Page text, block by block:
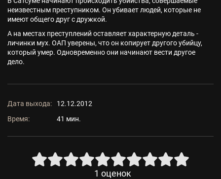
неизвестным преступником. Он убивает людей, которые не
имеют общего друг с дружкой.
А на местах преступлений оставляет характерную деталь -
личинки мух. ОАП уверены, что он копирует другого убийцу,
который умер. Одновременно они начинают вести другое
дело.
Дата выхода:
12.12.2012
Время:
41 мин.
1 оценок